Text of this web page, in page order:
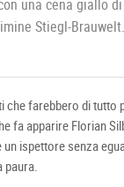
una cena giallo
Stiegl-Brauwelt.
che farebbero di tutto
fa apparire Florian
ispettore senza
paura.